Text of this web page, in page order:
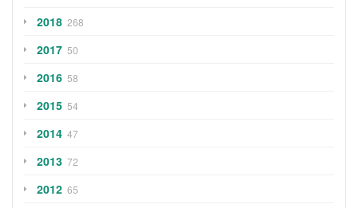
2018 268
2017 50
2016 58
2015 54
2014 47
2013 72
2012 65